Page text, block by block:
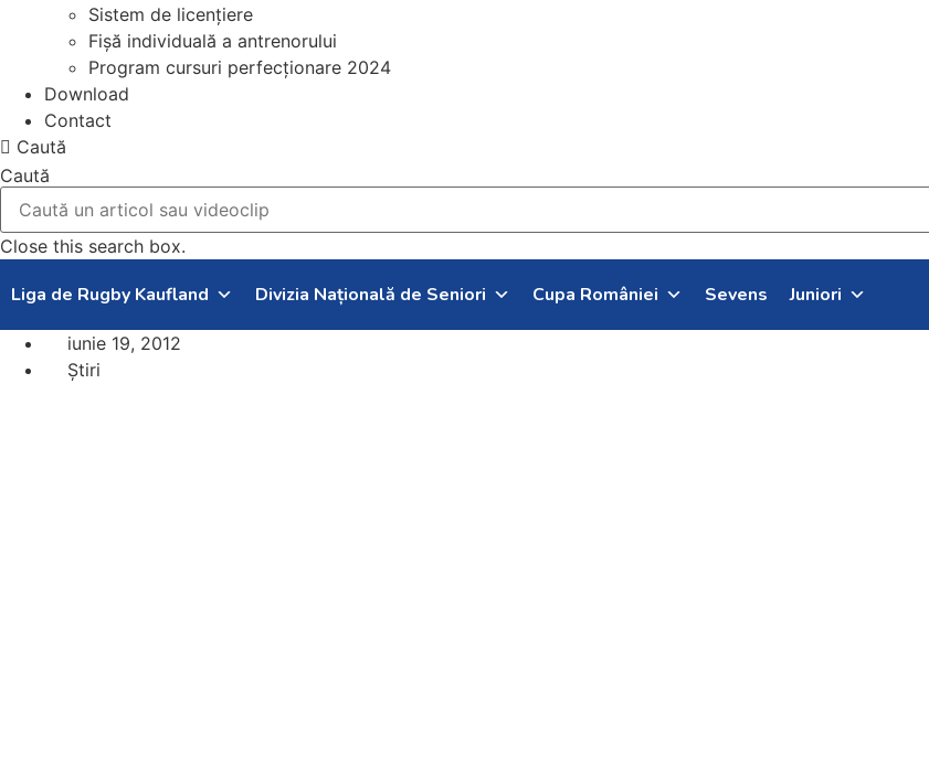
Sistem de licențiere
Fișă individuală a antrenorului
Program cursuri perfecționare 2024
Download
Contact
Caută
Caută
Close this search box.
Liga de Rugby Kaufland Divizia Națională de Seniori Cupa României Sevens Juniori
iunie 19, 2012
Știri